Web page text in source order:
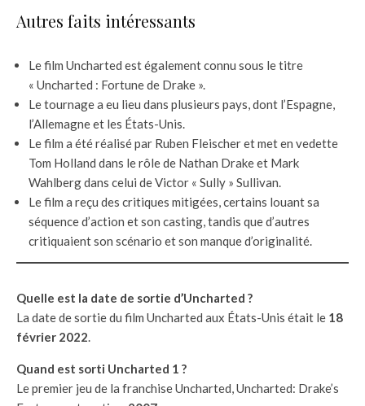
Autres faits intéressants
Le film Uncharted est également connu sous le titre
« Uncharted : Fortune de Drake ».
Le tournage a eu lieu dans plusieurs pays, dont l’Espagne,
l’Allemagne et les États-Unis.
Le film a été réalisé par Ruben Fleischer et met en vedette
Tom Holland dans le rôle de Nathan Drake et Mark
Wahlberg dans celui de Victor « Sully » Sullivan.
Le film a reçu des critiques mitigées, certains louant sa
séquence d’action et son casting, tandis que d’autres
critiquaient son scénario et son manque d’originalité.
Quelle est la date de sortie d’Uncharted ?
La date de sortie du film Uncharted aux États-Unis était le 18
février 2022.
Quand est sorti Uncharted 1 ?
Le premier jeu de la franchise Uncharted, Uncharted: Drake’s